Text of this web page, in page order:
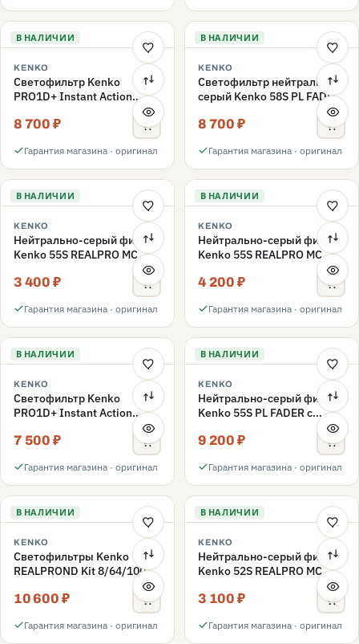
В НАЛИЧИИ
KENKO
Светофильтр Kenko
PRO1D+ Instant Action
Variable NDX3-450+C-PL
переменной плотности
8 700 ₽
Гарантия магазина · оригинал
В НАЛИЧИИ
KENKO
Светофильтр нейтрально-
серый Kenko 58S PL FADER
с переменной плотностью
ND3-ND400 58mm
8 700 ₽
Гарантия магазина · оригинал
В НАЛИЧИИ
KENKO
Нейтрально-серый фильтр
Kenko 55S REALPRO MC
3 400 ₽
Гарантия магазина · оригинал
В НАЛИЧИИ
KENKO
Нейтрально-серый фильтр
Kenko 55S REALPRO MC
4 200 ₽
Гарантия магазина · оригинал
В НАЛИЧИИ
KENKO
Светофильтр Kenko
PRO1D+ Instant Action
Variable NDX3-450+C-PLS
переменной плотности
7 500 ₽
Гарантия магазина · оригинал
В НАЛИЧИИ
KENKO
Нейтрально-серый фильтр
Kenko 55S PL FADER с
переменной плотностью
ND3-ND400 55mm
9 200 ₽
Гарантия магазина · оригинал
В НАЛИЧИИ
KENKO
Светофильтры Kenko
REALPROND Kit 8/64/1000
10 600 ₽
Гарантия магазина · оригинал
В НАЛИЧИИ
KENKO
Нейтрально-серый фильтр
Kenko 52S REALPRO MC
3 100 ₽
Гарантия магазина · оригинал